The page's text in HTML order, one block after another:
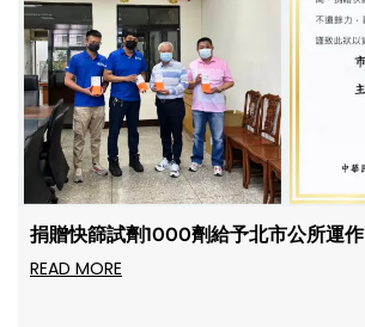
捐贈快篩試劑1000劑給予北市公所運作
READ MORE